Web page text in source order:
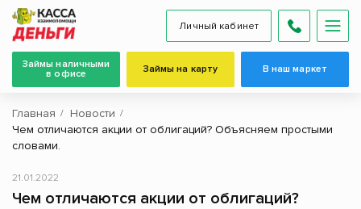
Личный кабинет
Займы наличными
в офисе
Займы на карту В наш маркет
Главная
Новости
Чем отличаются акции от облигаций? Объясняем простыми
словами.
Чем отличаются акции от облигаций?
21.01.2022